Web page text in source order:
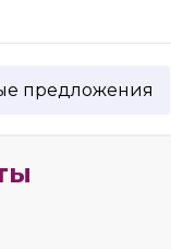
предложения